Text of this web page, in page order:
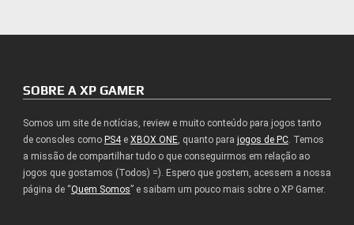
SOBRE A XP GAMER
Somos um site de notícias, review e muito conteúdo para jogos tanto
de consoles como PS4e XBOX ONE, quanto para jogos de PC. Temos
a missão de compartilhar tudo o que conseguirmos em relação ao
jogos que gostamos (Todos) =). Espero que gostem, acessem a nossa
página de “Quem Somos” e saibam um pouco mais sobre o XP Gamer.